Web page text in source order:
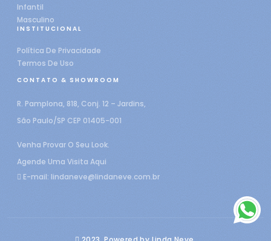
Infantil
Masculino
INSTITUCIONAL
Política De Privacidade
Termos De Uso
CONTATO & SHOWROOM
R. Pamplona, 818, Conj. 12 – Jardins,
São Paulo/SP CEP 01405-001
Venha Provar O Seu Look.
Agende Uma Visita Aqui
E-mail: lindaneve@lindaneve.com.br